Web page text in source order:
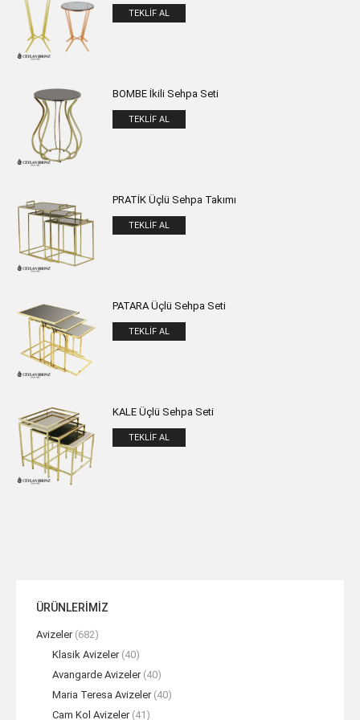
TEKLIF AL
BOMBE İkili Sehpa Seti
TEKLIF AL
PRATİK Üçlü Sehpa Takımı
TEKLIF AL
PATARA Üçlü Sehpa Seti
TEKLIF AL
KALE Üçlü Sehpa Seti
TEKLIF AL
ÜRÜNLERİMİZ
Avizeler (682)
Klasik Avizeler (40)
Avangarde Avizeler (40)
Maria Teresa Avizeler (40)
Cam Kol Avizeler (41)